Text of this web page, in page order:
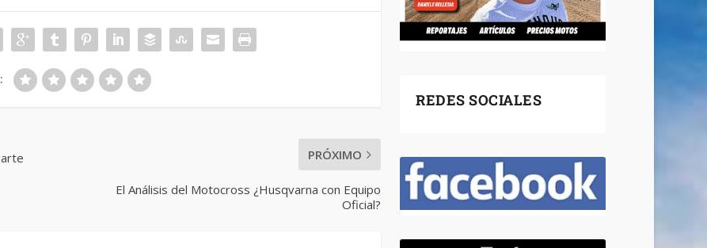
PRÓXIMO
El Análisis del Motocross ¿Husqvarna con Equipo
Oficial?
REDES SOCIALES